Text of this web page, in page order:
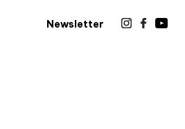
Newsletter